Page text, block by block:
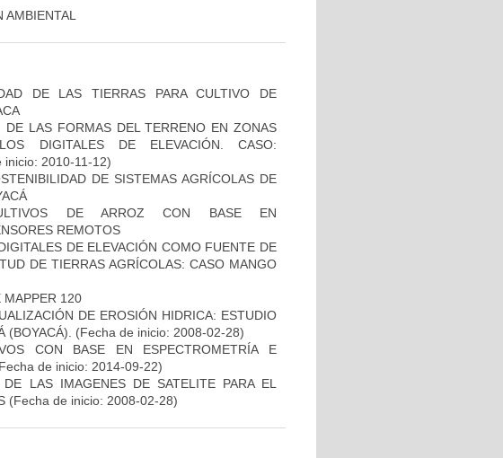
DE LAS TIERRAS PARA CULTIVO DE
DE LAS FORMAS DEL TERRENO EN ZONAS
DIGITALES DE ELEVACIÓN. CASO:
2010-11-12)
DE SISTEMAS AGRÍCOLAS DE
DE ARROZ CON BASE EN
REMOTOS
DE ELEVACIÓN COMO FUENTE DE
DE TIERRAS AGRÍCOLAS: CASO MANGO
MAPPER 120
DE EROSIÓN HIDRICA: ESTUDIO
(BOYACÁ).
(Fecha de inicio: 2008-02-28)
CON BASE EN ESPECTROMETRÍA E
de inicio: 2014-09-22)
LAS IMAGENES DE SATELITE PARA EL
(Fecha de inicio: 2008-02-28)